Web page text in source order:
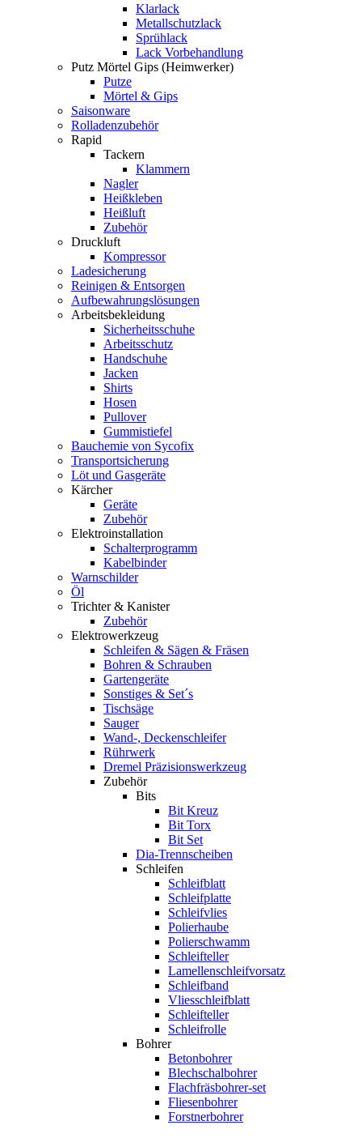
Klarlack
Metallschutzlack
Sprühlack
Lack Vorbehandlung
Putz Mörtel Gips (Heimwerker)
Putze
Mörtel & Gips
Saisonware
Rolladenzubehör
Rapid
Tackern
Klammern
Nagler
Heißkleben
Heißluft
Zubehör
Druckluft
Kompressor
Ladesicherung
Reinigen & Entsorgen
Aufbewahrungslösungen
Arbeitsbekleidung
Sicherheitsschuhe
Arbeitsschutz
Handschuhe
Jacken
Shirts
Hosen
Pullover
Gummistiefel
Bauchemie von Sycofix
Transportsicherung
Löt und Gasgeräte
Kärcher
Geräte
Zubehör
Elektroinstallation
Schalterprogramm
Kabelbinder
Warnschilder
Öl
Trichter & Kanister
Zubehör
Elektrowerkzeug
Schleifen & Sägen & Fräsen
Bohren & Schrauben
Gartengeräte
Sonstiges & Set´s
Tischsäge
Sauger
Wand-, Deckenschleifer
Rührwerk
Dremel Präzisionswerkzeug
Zubehör
Bits
Bit Kreuz
Bit Torx
Bit Set
Dia-Trennscheiben
Schleifen
Schleifblatt
Schleifplatte
Schleifvlies
Polierhaube
Polierschwamm
Schleifteller
Lamellenschleifvorsatz
Schleifband
Vliesschleifblatt
Schleifteller
Schleifrolle
Bohrer
Betonbohrer
Blechschalbohrer
Flachfräsbohrer-set
Fliesenbohrer
Forstnerbohrer